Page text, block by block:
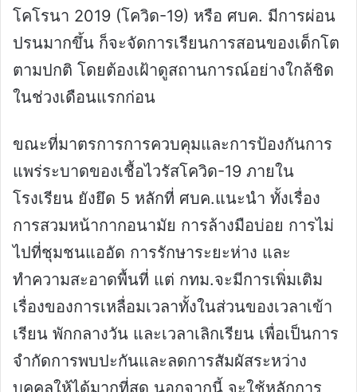
โคโรนา 2019 (โควิด-19) หรือ ศบค. มีการผ่อน
ปรนมากขึ้น ก็จะจัดการเรียนการสอนของเด็กโต
ตามปกติ โดยต้องเฝ้าดูสถานการณ์อย่างใกล้ชิด
ในช่วงเดือนแรกก่อน
ขณะที่มาตรการการควบคุมและการป้องกันการ
แพร่ระบาดของเชื้อไวรัสโควิด-19 ภายใน
โรงเรียน ยังยึด 5 หลักที่ ศบค.แนะนำ ทั้งเรื่อง
การสวมหน้ากากอนามัย การล้างมือบ่อย การไม่
ไปที่ชุมชนแออัด การรักษาระยะห่าง และ
ทำความสะอาดพื้นที่ แต่ กทม.จะมีการเพิ่มเติม
เรื่องของการเหลื่อมเวลาทั้งในส่วนของเวลาเข้า
เรียน พักกลางวัน และเวลาเลิกเรียน เพื่อเป็นการ
จำกัดการพบปะกันและลดการสัมผัสระหว่าง